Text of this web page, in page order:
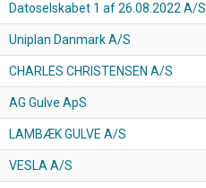
Datoselskabet 1 af 26.08.2022 A/S
Uniplan Danmark A/S
CHARLES CHRISTENSEN A/S
AG Gulve ApS
LAMBÆK GULVE A/S
VESLA A/S